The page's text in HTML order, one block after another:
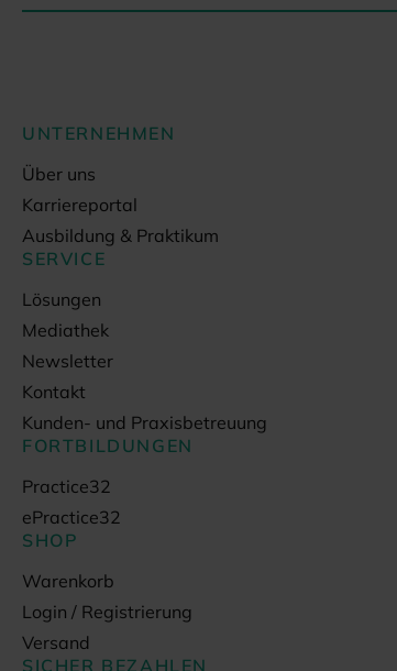
UNTERNEHMEN
Über uns
Karriereportal
Ausbildung & Praktikum
SERVICE
Lösungen
Mediathek
Newsletter
Kontakt
Kunden- und Praxisbetreuung
FORTBILDUNGEN
Practice32
ePractice32
SHOP
Warenkorb
Login / Registrierung
Versand
SICHER BEZAHLEN